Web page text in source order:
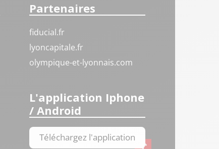
Partenaires
fiducial.fr
lyoncapitale.fr
olympique-et-lyonnais.com
L'application Iphone
/ Android
Téléchargez l'application